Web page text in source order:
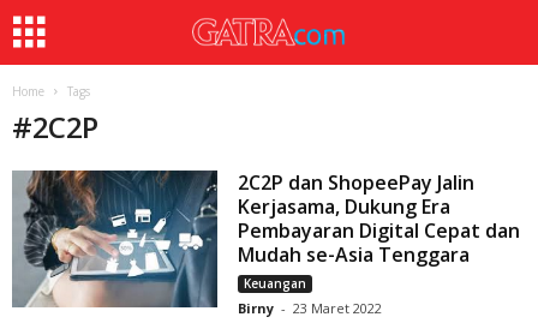
Home Tags
#2C2P
2C2P dan ShopeePay Jalin
Kerjasama, Dukung Era
Pembayaran Digital Cepat dan
Mudah se-Asia Tenggara
Keuangan
Birny - 23 Maret 2022